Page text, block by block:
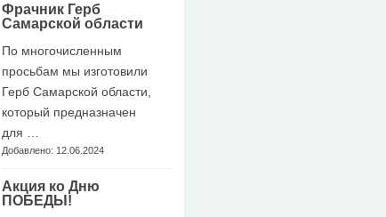
Фрачник Герб
Самарской области
По многочисленным
просьбам мы изготовили
Герб Самарской области,
который предназначен
для …
Добавлено: 12.06.2024
Акция ко Дню
ПОБЕДЫ!